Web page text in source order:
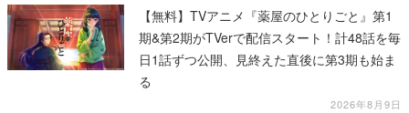
【無料】TVアニメ『薬屋のひとりごと』第1
期&第2期がTVerで配信スタート！計48話を毎
日1話ずつ公開、見終えた直後に第3期も始ま
る
2026年8月9日